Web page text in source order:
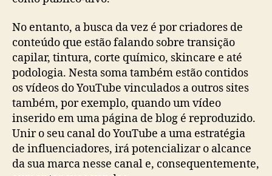
No entanto, a busca da vez é por criadores de
conteúdo que estão falando sobre transição
capilar, tintura, corte químico, skincare e até
podologia. Nesta soma também estão contidos
os vídeos do YouTube vinculados a outros sites
também, por exemplo, quando um vídeo
inserido em uma página de blog é reproduzido.
Unir o seu canal do YouTube a uma estratégia
de influenciadores, irá potencializar o alcance
da sua marca nesse canal e, consequentemente,